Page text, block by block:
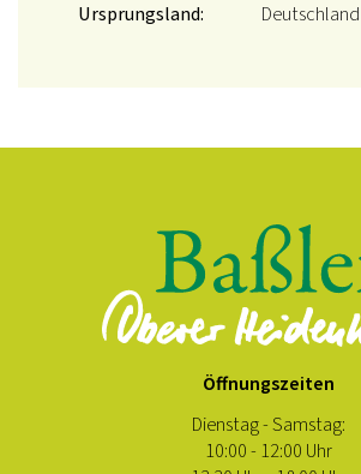
Ursprungsland:
Deutschland
Öffnungszeiten
Dienstag - Samstag:
10:00 - 12:00 Uhr